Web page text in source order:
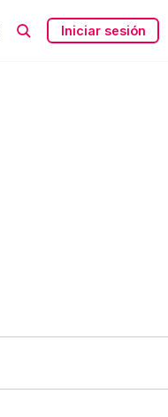
Iniciar sesión